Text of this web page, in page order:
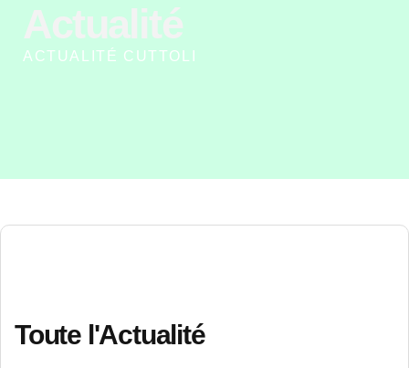
Actualité
ACTUALITÉ CUTTOLI
Toute l'Actualité